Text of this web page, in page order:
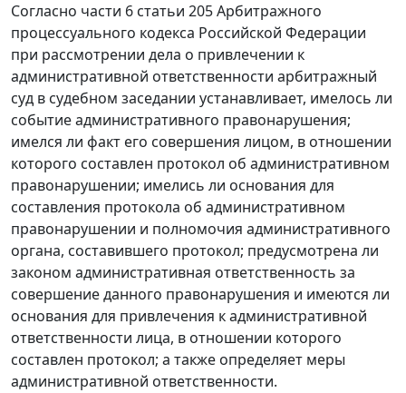
Согласно части 6 статьи 205 Арбитражного
процессуального кодекса Российской Федерации
при рассмотрении дела о привлечении к
административной ответственности арбитражный
суд в судебном заседании устанавливает, имелось ли
событие административного правонарушения;
имелся ли факт его совершения лицом, в отношении
которого составлен протокол об административном
правонарушении; имелись ли основания для
составления протокола об административном
правонарушении и полномочия административного
органа, составившего протокол; предусмотрена ли
законом административная ответственность за
совершение данного правонарушения и имеются ли
основания для привлечения к административной
ответственности лица, в отношении которого
составлен протокол; а также определяет меры
административной ответственности.